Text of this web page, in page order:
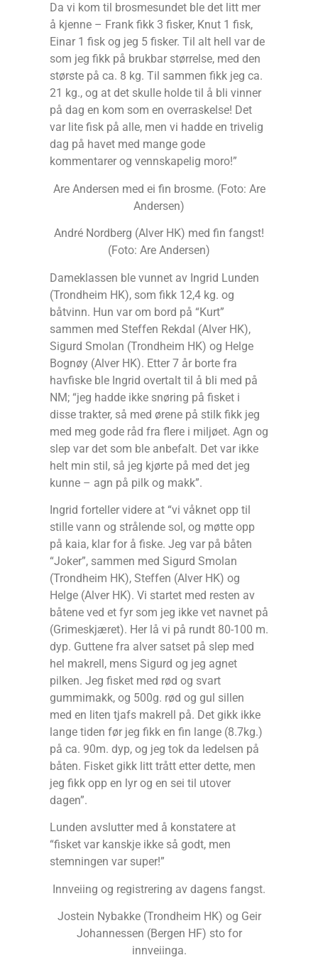
Da vi kom til brosmesundet ble det litt mer
å kjenne – Frank fikk 3 fisker, Knut 1 fisk,
Einar 1 fisk og jeg 5 fisker. Til alt hell var de
som jeg fikk på brukbar størrelse, med den
største på ca. 8 kg. Til sammen fikk jeg ca.
21 kg., og at det skulle holde til å bli vinner
på dag en kom som en overraskelse! Det
var lite fisk på alle, men vi hadde en trivelig
dag på havet med mange gode
kommentarer og vennskapelig moro!”
Are Andersen med ei fin brosme. (Foto: Are
Andersen)
André Nordberg (Alver HK) med fin fangst!
(Foto: Are Andersen)
Dameklassen ble vunnet av Ingrid Lunden
(Trondheim HK), som fikk 12,4 kg. og
båtvinn. Hun var om bord på “Kurt”
sammen med Steffen Rekdal (Alver HK),
Sigurd Smolan (Trondheim HK) og Helge
Bognøy (Alver HK). Etter 7 år borte fra
havfiske ble Ingrid overtalt til å bli med på
NM; “jeg hadde ikke snøring på fisket i
disse trakter, så med ørene på stilk fikk jeg
med meg gode råd fra flere i miljøet. Agn og
slep var det som ble anbefalt. Det var ikke
helt min stil, så jeg kjørte på med det jeg
kunne – agn på pilk og makk”.
Ingrid forteller videre at “vi våknet opp til
stille vann og strålende sol, og møtte opp
på kaia, klar for å fiske. Jeg var på båten
“Joker”, sammen med Sigurd Smolan
(Trondheim HK), Steffen (Alver HK) og
Helge (Alver HK). Vi startet med resten av
båtene ved et fyr som jeg ikke vet navnet på
(Grimeskjæret). Her lå vi på rundt 80-100 m.
dyp. Guttene fra alver satset på slep med
hel makrell, mens Sigurd og jeg agnet
pilken. Jeg fisket med rød og svart
gummimakk, og 500g. rød og gul sillen
med en liten tjafs makrell på. Det gikk ikke
lange tiden før jeg fikk en fin lange (8.7kg.)
på ca. 90m. dyp, og jeg tok da ledelsen på
båten. Fisket gikk litt trått etter dette, men
jeg fikk opp en lyr og en sei til utover
dagen”.
Lunden avslutter med å konstatere at
“fisket var kanskje ikke så godt, men
stemningen var super!”
Innveiing og registrering av dagens fangst.
Jostein Nybakke (Trondheim HK) og Geir
Johannessen (Bergen HF) sto for
innveiinga.